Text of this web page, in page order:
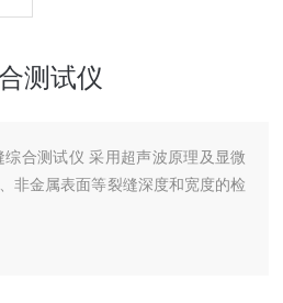
测试仪
综合测试仪 采用超声波原理及显微
非金属表面等裂缝深度和宽度的检